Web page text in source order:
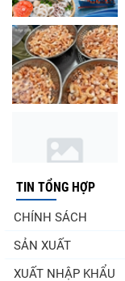
TIN TỔNG HỢP
CHÍNH SÁCH
SẢN XUẤT
XUẤT NHẬP KHẨU